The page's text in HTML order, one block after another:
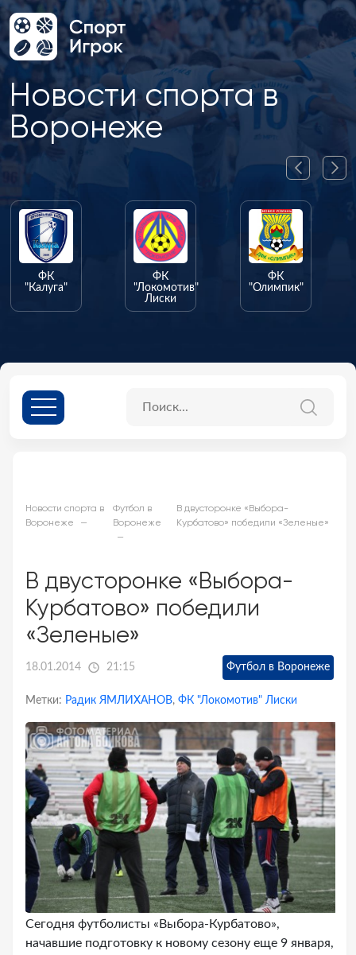
Новости спорта в
Воронеже
"Локомотив"
Лиски
"Олимпик"
Новости спорта в
Воронеже
Футбол в
Воронеже
В двусторонке «Выбора-
Курбатово» победили «Зеленые»
В двусторонке «Выбора-
Курбатово» победили
«Зеленые»
18.01.2014 21:15 Футбол в Воронеже
Метки: Радик ЯМЛИХАНОВ, ФК "Локомотив" Лиски
Сегодня футболисты «Выбора-Курбатово»,
начавшие подготовку к новому сезону еще 9 января,